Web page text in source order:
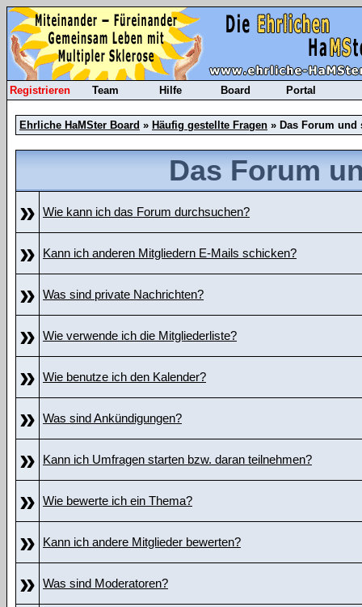
Registrieren Team Hilfe Board Portal
Ehrliche HaMSter Board » Häufig gestellte Fragen » Das Forum und
Das Forum
» Wie kann ich das Forum durchsuchen?
» Kann ich anderen Mitgliedern E-Mails schicken?
» Was sind private Nachrichten?
» Wie verwende ich die Mitgliederliste?
» Wie benutze ich den Kalender?
» Was sind Ankündigungen?
» Kann ich Umfragen starten bzw. daran teilnehmen?
» Wie bewerte ich ein Thema?
» Kann ich andere Mitglieder bewerten?
» Was sind Moderatoren?